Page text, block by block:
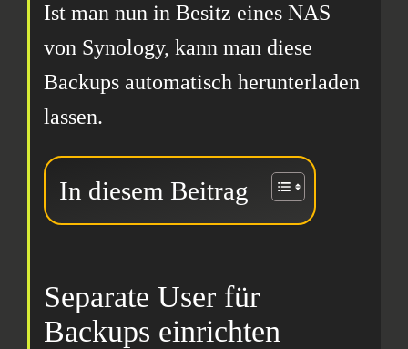
Ist man nun in Besitz eines NAS
von Synology, kann man diese
Backups automatisch herunterladen
lassen.
In diesem Beitrag
Separate User für
Backups einrichten